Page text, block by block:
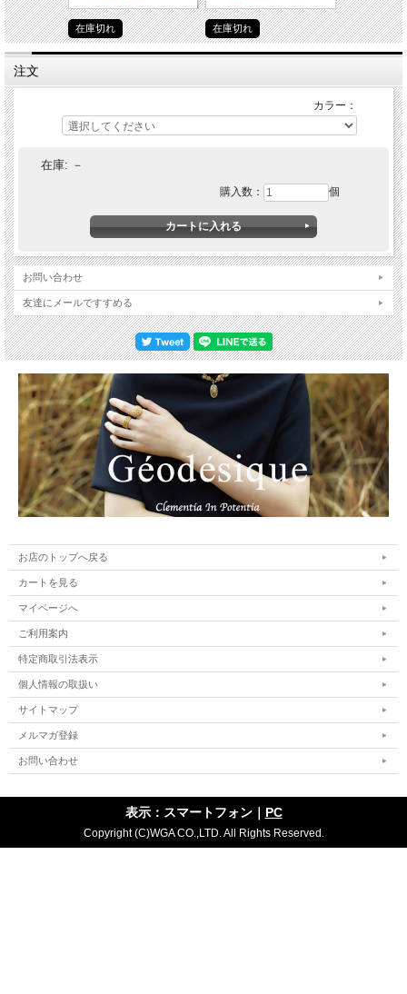
在庫切れ 在庫切れ
注文
カラー：
在庫: －
購入数： 個
お問い合わせ
友達にメールですすめる
お店のトップへ戻る
カートを見る
マイページへ
ご利用案内
特定商取引法表示
個人情報の取扱い
サイトマップ
メルマガ登録
お問い合わせ
表示：スマートフォン｜ PC
Copyright (C)WGA CO.,LTD. All Rights Reserved.